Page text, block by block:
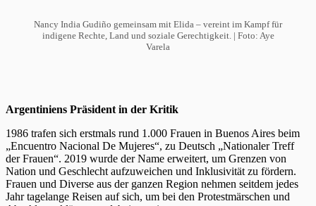
Nancy India Gudiño gemeinsam mit Elida – vereint im Kampf für
indigene Rechte, Land und soziale Gerechtigkeit. | Foto: Aye
Varela
Argentiniens Präsident in der Kritik
1986 trafen sich erstmals rund 1.000 Frauen in Buenos Aires beim
„Encuentro Nacional De Mujeres“, zu Deutsch „Nationaler Treff
der Frauen“. 2019 wurde der Name erweitert, um Grenzen von
Nation und Geschlecht aufzuweichen und Inklusivität zu fördern.
Frauen und Diverse aus der ganzen Region nehmen seitdem jedes
Jahr tagelange Reisen auf sich, um bei den Protestmärschen und